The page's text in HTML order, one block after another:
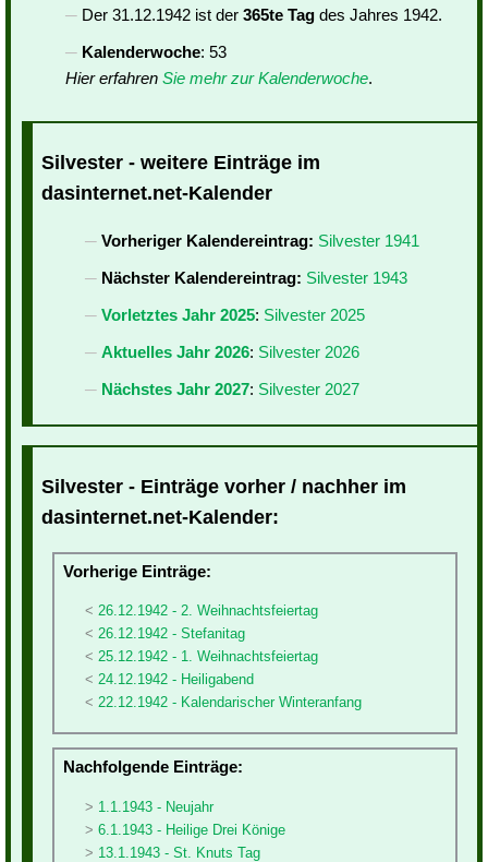
Der 31.12.1942 ist der 365te Tag des Jahres 1942.
Kalenderwoche: 53
Hier erfahren Sie mehr zur Kalenderwoche.
Silvester - weitere Einträge im
dasinternet.net-Kalender
Vorheriger Kalendereintrag: Silvester 1941
Nächster Kalendereintrag: Silvester 1943
Vorletztes Jahr 2025: Silvester 2025
Aktuelles Jahr 2026: Silvester 2026
Nächstes Jahr 2027: Silvester 2027
Silvester - Einträge vorher / nachher im
dasinternet.net-Kalender:
Vorherige Einträge:
26.12.1942 - 2. Weihnachtsfeiertag
26.12.1942 - Stefanitag
25.12.1942 - 1. Weihnachtsfeiertag
24.12.1942 - Heiligabend
22.12.1942 - Kalendarischer Winteranfang
Nachfolgende Einträge:
1.1.1943 - Neujahr
6.1.1943 - Heilige Drei Könige
13.1.1943 - St. Knuts Tag